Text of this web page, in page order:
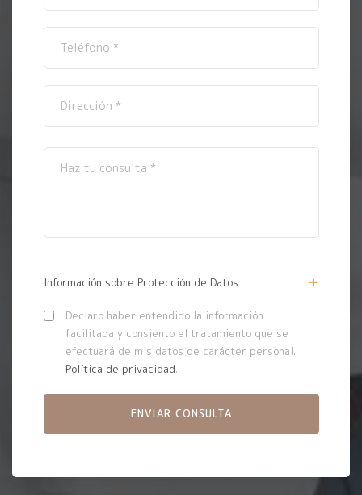
Información sobre Protección de Datos
Declaro haber entendido la información
facilitada y consiento el tratamiento que se
efectuará de mis datos de carácter personal.
Política de privacidad.